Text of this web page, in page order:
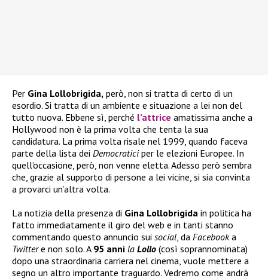
Per Gina Lollobrigida, però, non si tratta di certo di un
esordio. Si tratta di un ambiente e situazione a lei non del
tutto nuova. Ebbene sì, perché l’attrice amatissima anche a
Hollywood non è la prima volta che tenta la sua
candidatura. La prima volta risale nel 1999, quando faceva
parte della lista dei Democraticiper le elezioni Europee. In
quell’occasione, però, non venne eletta. Adesso però sembra
che, grazie al supporto di persone a lei vicine, si sia convinta
a provarci un’altra volta.
La notizia della presenza di Gina Lollobrigida in politica ha
fatto immediatamente il giro del web e in tanti stanno
commentando questo annuncio sui social, da Facebooka
Twittere non solo. A 95 anni la Lollo (così soprannominata)
dopo una straordinaria carriera nel cinema, vuole mettere a
segno un altro importante traguardo. Vedremo come andrà